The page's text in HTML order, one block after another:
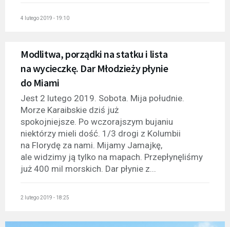
4 lutego 2019 - 19:10
Modlitwa, porządki na statku i lista
na wycieczkę. Dar Młodzieży płynie
do Miami
Jest 2 lutego 2019. Sobota. Mija południe.
Morze Karaibskie dziś już
spokojniejsze. Po wczorajszym bujaniu
niektórzy mieli dość. 1/3 drogi z Kolumbii
na Florydę za nami. Mijamy Jamajkę,
ale widzimy ją tylko na mapach. Przepłynęliśmy
już 400 mil morskich. Dar płynie z...
2 lutego 2019 - 18:25